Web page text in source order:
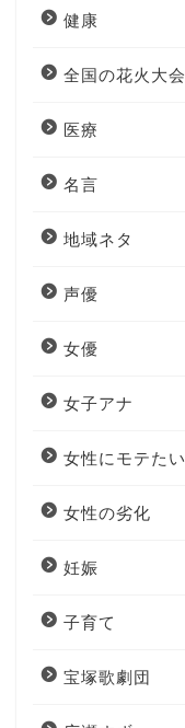
健康
全国の花火大会
医療
名言
地域ネタ
声優
女優
女子アナ
女性にモテたい
女性の劣化
妊娠
子育て
宝塚歌劇団